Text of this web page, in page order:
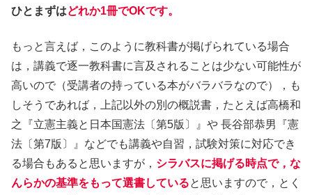
ひとまずはどれか1冊でOKです。
もっと言えば，このように教科書が掲げられている場合
は，講義で逐一教科書に言及されることは少ない可能性が
高いので（受講者の持っている本がバラバラなので），も
しそうであれば，上記以外の別の概説書，たとえば高橋和
之『立憲主義と日本国憲法〔第5版〕』や 長谷部恭男『憲
法〔第7版〕』などでも講義や自習，試験対策に対応でき
る場合もあると思いますが， シラバスに掲げる時点で， な
んらかの基準をもって選書していると思いますので，とく